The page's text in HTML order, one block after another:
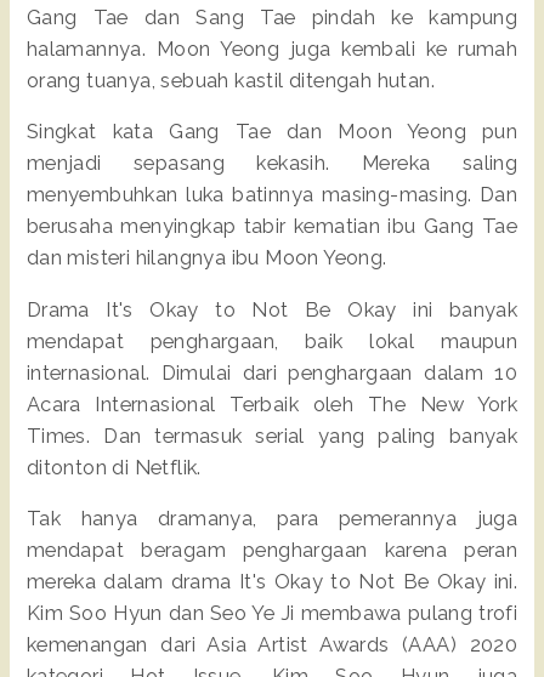
Gang Tae dan Sang Tae pindah ke kampung
halamannya. Moon Yeong juga kembali ke rumah
orang tuanya, sebuah kastil ditengah hutan.
Singkat kata Gang Tae dan Moon Yeong pun
menjadi sepasang kekasih. Mereka saling
menyembuhkan luka batinnya masing-masing. Dan
berusaha menyingkap tabir kematian ibu Gang Tae
dan misteri hilangnya ibu Moon Yeong.
Drama It's Okay to Not Be Okay ini banyak
mendapat penghargaan, baik lokal maupun
internasional. Dimulai dari penghargaan dalam 10
Acara Internasional Terbaik oleh The New York
Times. Dan termasuk serial yang paling banyak
ditonton di Netflik.
Tak hanya dramanya, para pemerannya juga
mendapat beragam penghargaan karena peran
mereka dalam drama It's Okay to Not Be Okay ini.
Kim Soo Hyun dan Seo Ye Ji membawa pulang trofi
kemenangan dari Asia Artist Awards (AAA) 2020